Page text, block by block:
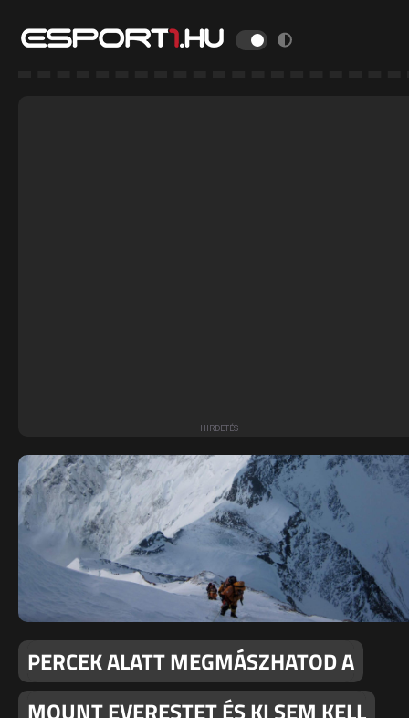
PERCEK ALATT MEGMÁSZHATOD A